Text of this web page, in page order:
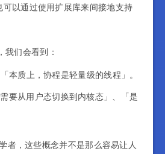
以通过使用扩展库来间接地支持
我们会看到：
本质上，协程是轻量级的线程」。
要从用户态切换到内核态」、「是
者，这些概念并不是那么容易让人